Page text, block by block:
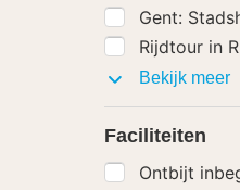
Gent:
Rijdtour in
Bekijk meer
Faciliteiten
Ontbijt